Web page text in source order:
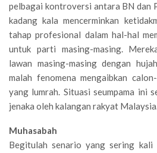
pelbagai kontroversi antara BN dan
kadang kala mencerminkan
tahap profesional dalam hal-hal
untuk parti masing-masing.
lawan masing-masing dengan
malah fenomena mengaibkan
yang lumrah. Situasi seumpama ini
jenaka oleh kalangan rakyat
Muhasabah
Begitulah senario yang sering kali